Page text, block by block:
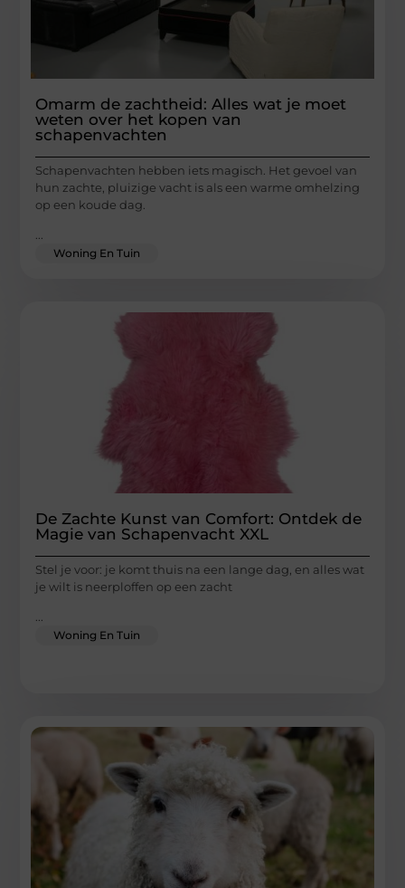
Omarm de zachtheid: Alles wat je moet
weten over het kopen van
schapenvachten
Schapenvachten hebben iets magisch. Het gevoel van
hun zachte, pluizige vacht is als een warme omhelzing
op een koude dag.
Woning En Tuin
De Zachte Kunst van Comfort: Ontdek de
Magie van Schapenvacht XXL
Stel je voor: je komt thuis na een lange dag, en alles wat
je wilt is neerploffen op een zacht
...
Woning En Tuin